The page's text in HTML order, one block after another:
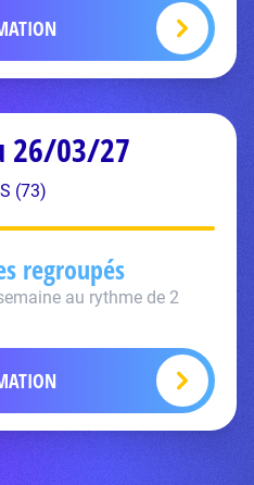
26/03/27
(73)
regroupés
au rythme de 2